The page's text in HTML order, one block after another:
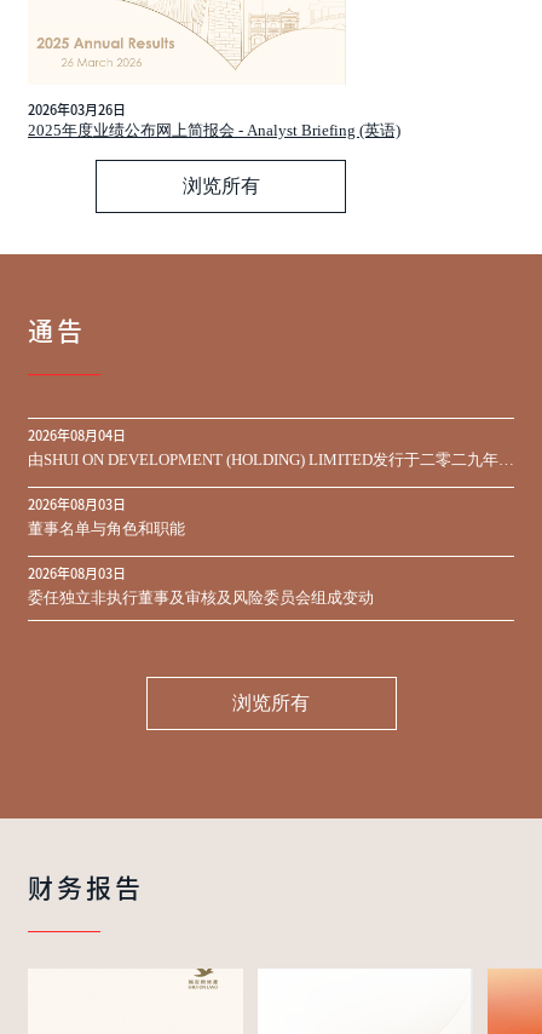
2026年03月26日
2025年度业绩公布网上简报会 - Analyst Briefing (英语)
浏览所有
通告
2026年08月04日
由SHUI ON DEVELOPMENT (HOLDING) LIMITED发行于二零二九年到
期之450,000,000美元9.75%优先票据之同意征求于届满期限前收到的
同意结果
2026年08月03日
董事名单与角色和职能
2026年08月03日
委任独立非执行董事及审核及风险委员会组成变动
浏览所有
财务报告